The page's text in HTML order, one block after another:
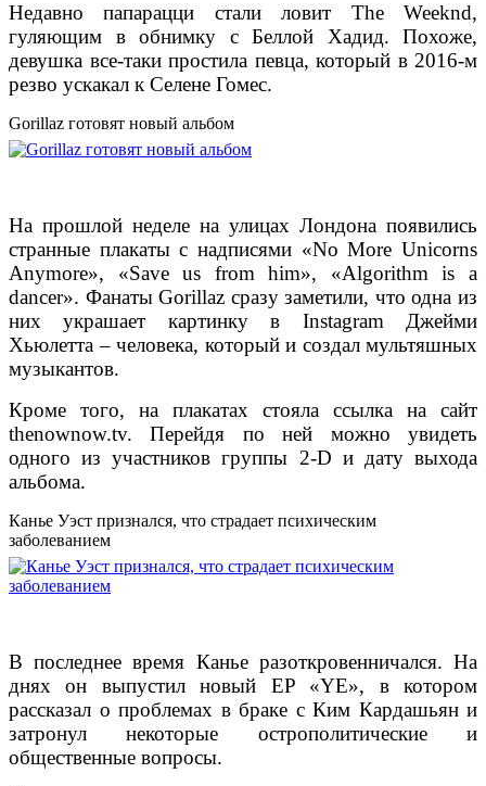
Недавно папарацци стали ловит The Weeknd,
гуляющим в обнимку с Беллой Хадид. Похоже,
девушка все-таки простила певца, который в 2016-м
резво ускакал к Селене Гомес.
Gorillaz готовят новый альбом
На прошлой неделе на улицах Лондона появились
странные плакаты с надписями «No More Unicorns
Anymore», «Save us from him», «Algorithm is a
dancer». Фанаты Gorillaz сразу заметили, что одна из
них украшает картинку в Instagram Джейми
Хьюлетта – человека, который и создал мультяшных
музыкантов.
Кроме того, на плакатах стояла ссылка на сайт
thenownow.tv. Перейдя по ней можно увидеть
одного из участников группы 2-D и дату выхода
альбома.
Канье Уэст признался, что страдает психическим
заболеванием
В последнее время Канье разоткровенничался. На
днях он выпустил новый EP «YE», в котором
рассказал о проблемах в браке с Ким Кардашьян и
затронул некоторые острополитические и
общественные вопросы.